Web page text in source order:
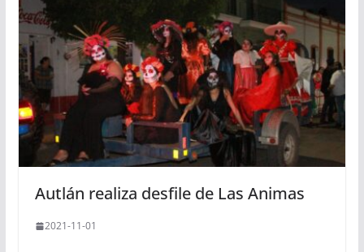
Autlán realiza desfile de Las Animas
2021-11-01